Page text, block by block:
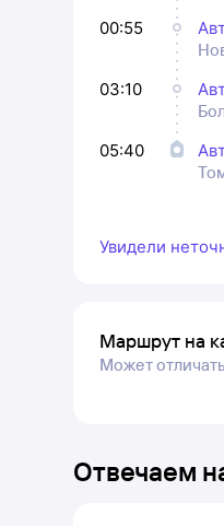
00:55
03:10
05:40
Увидели
Маршрут на
Может
Отвечаем